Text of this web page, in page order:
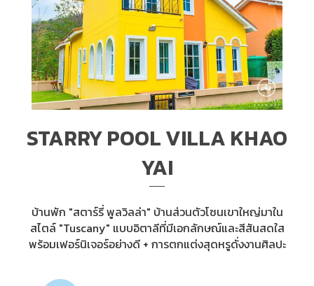
STARRY POOL VILLA KHAO
YAI
บ้านพัก "สตาร์รี่ พูลวิลล่า" บ้านส่วนตัวโซนเขาใหญ่มาใน
สไตล์ "Tuscany" แบบอิตาลีที่มีเอกลักษณ์และสีสันสดใส
พร้อมเฟอร์นิเจอร์อย่างดี + การตกแต่งสุดหรูดั่งงานศิลปะ